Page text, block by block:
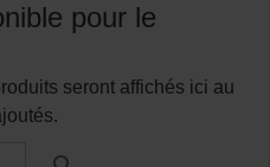
pour le
seront affichés ici au